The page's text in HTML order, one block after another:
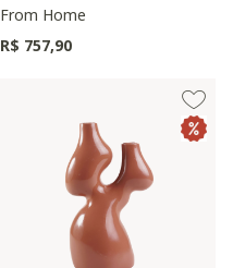
From Home
R$ 757,90